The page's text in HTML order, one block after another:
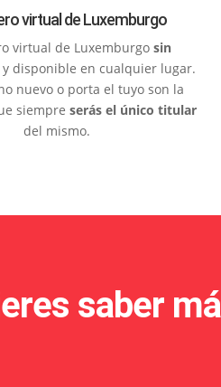
virtual de Luxemburgo
virtual de Luxemburgo sin
disponible en cualquier lugar.
nuevo o porta el tuyo son la
siempreserás el único titular
del mismo.
saber